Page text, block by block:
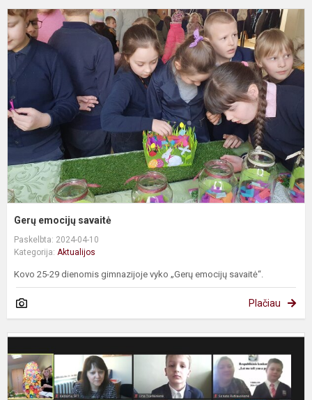
Gerų emocijų savaitė
Paskelbta: 2024-04-10
Kategorija: Aktualijos
Kovo 25-29 dienomis gimnazijoje vyko „Gerų emocijų savaitė“.
Plačiau